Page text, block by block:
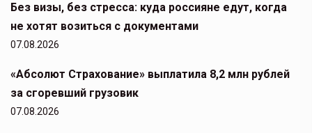
Без визы, без стресса: куда россияне едут, когда
не хотят возиться с документами
07.08.2026
«Абсолют Страхование» выплатила 8,2 млн рублей
за сгоревший грузовик
07.08.2026